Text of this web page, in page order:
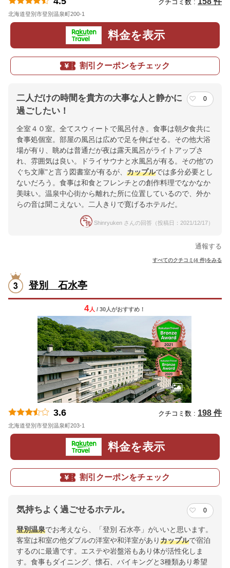
クチコミ数 :
北海道登別市登別温泉町200-1
料金を表示
割引クーポンをチェック
二人だけの時間を貴方の大事な人と静かに
過ごしたい！
0
全室４０室。全てスウィートで風呂付き。食事は朝夕食共に
食事処個室。部屋の風呂は広めで足を伸ばせる。その他大浴
場が有り、眺めは普通だが夜は露天風呂がライトアップさ
れ、雰囲気は良い。ドライサウナと水風呂が有る。その他"の
ぐち文庫"と言う図書室が有るが、 カップルでは多分必要とし
ないだろう。食事は和食とフレンチとの創作料理でなかなか
美味い。温泉中心街から離れた所に位置しているので、外か
らの音は聞こえない。二人きりで寛げるホテルだ。
Shinryuken さんの回答（投稿日：2021/12/17）
通報する
すべてのクチコミ(4 件)をみる
登別 石水亭
4人 / 30人がおすすめ！
3.6 クチコミ数 : 198 件
北海道登別市登別温泉町203-1
料金を表示
割引クーポンをチェック
気持ちよく過ごせるホテル。 0
登別温泉でお考えなら、「登別 石水亭」がいいと思います。
客室は和室の他ダブルの洋室や和洋室がありカップルで宿泊
するのに最適です。エステや岩盤浴もあり体が活性化しま
す。食事もダイニング、懐石、バイキングと3種類あり希望